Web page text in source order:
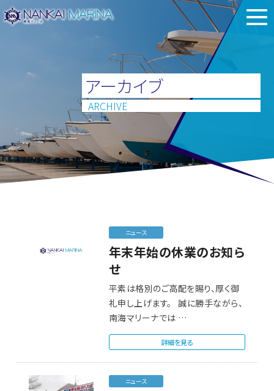
アーカイブ
ARCHIVE
ニュース
年末年始の休業のお知ら
せ
平素は格別のご高配を賜り、厚く御
礼申し上げます。 誠に勝手ながら、
南海マリーナでは …
詳細を見る
ニュース